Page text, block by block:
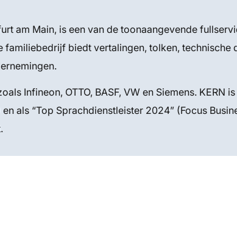
am Main, is een van de toonaangevende
biedt vertalingen, tolken, technische
Infineon, OTTO, BASF, VW en Siemens. KERN
als “Top Sprachdienstleister 2024” (Focus